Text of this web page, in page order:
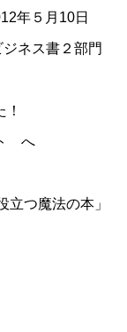
年５月10日
ネス書２部門
へ
立つ魔法の本」